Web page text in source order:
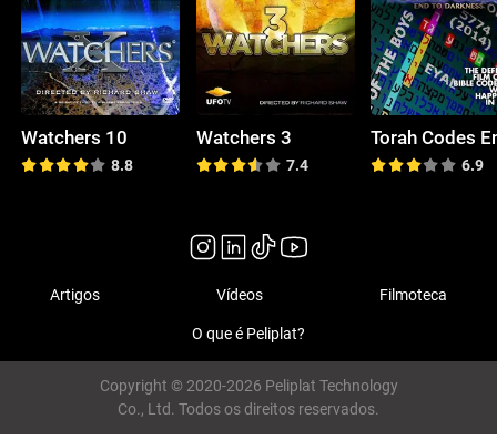
Watchers 10
8.8
Watchers 3
7.4 6.9
Artigos Vídeos Filmoteca
O que é Peliplat?
Copyright © 2020-2026 Peliplat Technology
Co., Ltd. Todos os direitos reservados.